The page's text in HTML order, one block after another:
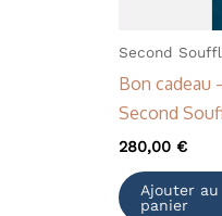
Second
Bon cadeau
Second
280,00 €
Ajouter au
panier